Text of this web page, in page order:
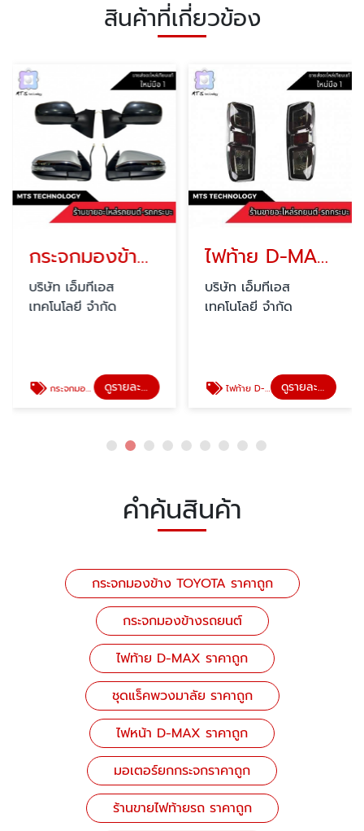
สินค้าที่เกี่ยวข้อง
กระจกมองข้างรถยนต์
บริษัท เอ็มทีเอส
เทคโนโลยี จำกัด
กระจกมองข้างรถยนต์ ดูรายละเอียด
ไฟท้าย D-MAX ราคาถูก
บริษัท เอ็มทีเอส
เทคโนโลยี จำกัด
ไฟท้าย D-MAX ราคาถูก ดูรายละเอียด
คำค้นสินค้า
กระจกมองข้าง TOYOTA ราคาถูก
กระจกมองข้างรถยนต์
ไฟท้าย D-MAX ราคาถูก
ชุดแร็คพวงมาลัย ราคาถูก
ไฟหน้า D-MAX ราคาถูก
มอเตอร์ยกกระจกราคาถูก
ร้านขายไฟท้ายรถ ราคาถูก